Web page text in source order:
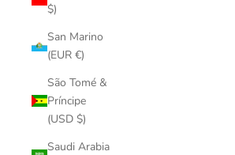
$)
San Marino
(EUR €)
São Tomé &
Príncipe
(USD $)
Saudi Arabia